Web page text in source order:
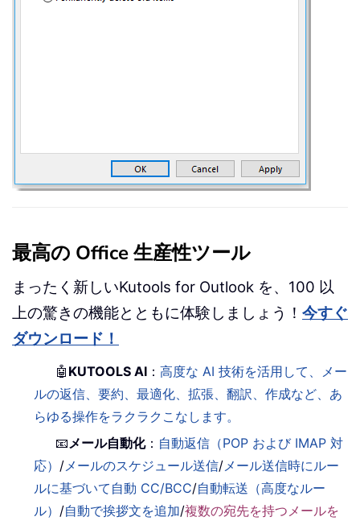
最高の Office 生産性ツール
まったく新しいKutools for Outlook を、100 以
上の驚きの機能とともに体験しましょう！ 今すぐ
ダウンロード！
🤖 KUTOOLS AI ：高度な AI 技術を活用して、メー
ルの返信、要約、最適化、拡張、翻訳、作成など、あ
らゆる操作をラクラクこなします。
📧メール自動化： 自動返信（POP および IMAP 対
応） /メールのスケジュール送信/メール送信時にルー
ルに基づいて自動 CC/BCC/自動転送（高度なルー
ル） /自動で挨拶文を追加/複数の宛先を持つメールを